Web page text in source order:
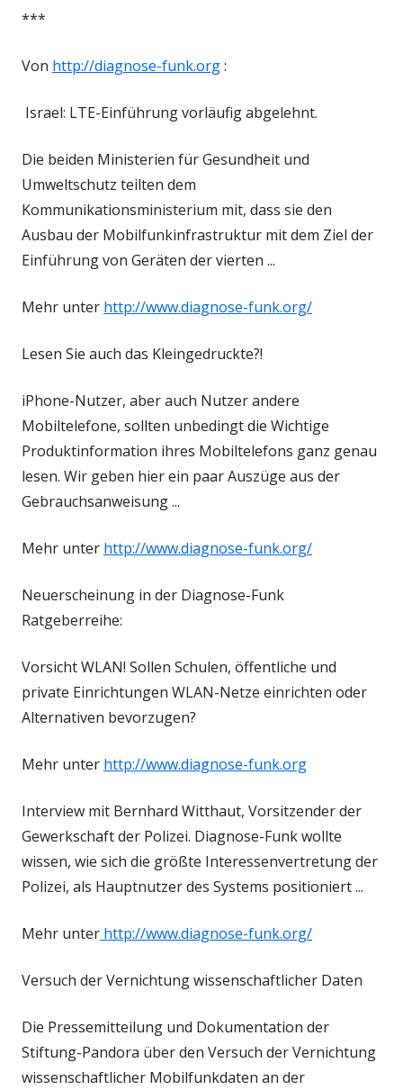
***
Von http://diagnose-funk.org:
Israel: LTE-Einführung vorläufig abgelehnt.
Die beiden Ministerien für Gesundheit und
Umweltschutz teilten dem
Kommunikationsministerium mit, dass sie den
Ausbau der Mobilfunkinfrastruktur mit dem Ziel der
Einführung von Geräten der vierten ...
Mehr unter http://www.diagnose-funk.org/
Lesen Sie auch das Kleingedruckte?!
iPhone-Nutzer, aber auch Nutzer andere
Mobiltelefone, sollten unbedingt die Wichtige
Produktinformation ihres Mobiltelefons ganz genau
lesen. Wir geben hier ein paar Auszüge aus der
Gebrauchsanweisung ...
Mehr unter http://www.diagnose-funk.org/
Neuerscheinung in der Diagnose-Funk
Ratgeberreihe:
Vorsicht WLAN! Sollen Schulen, öffentliche und
private Einrichtungen WLAN-Netze einrichten oder
Alternativen bevorzugen?
Mehr unter http://www.diagnose-funk.org
Interview mit Bernhard Witthaut, Vorsitzender der
Gewerkschaft der Polizei. Diagnose-Funk wollte
wissen, wie sich die größte Interessenvertretung der
Polizei, als Hauptnutzer des Systems positioniert ...
Mehr unter http://www.diagnose-funk.org/
Versuch der Vernichtung wissenschaftlicher Daten
Die Pressemitteilung und Dokumentation der
Stiftung-Pandora über den Versuch der Vernichtung
wissenschaftlicher Mobilfunkdaten an der